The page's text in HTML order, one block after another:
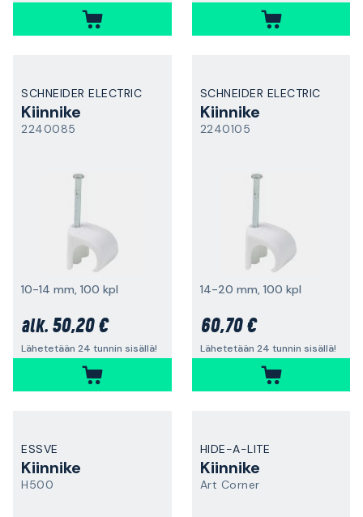
SCHNEIDER ELECTRIC
Kiinnike
2240085
10-14 mm, 100 kpl
alk. 50,20 €
Lähetetään 24 tunnin sisällä!
SCHNEIDER ELECTRIC
Kiinnike
2240105
14-20 mm, 100 kpl
60,70 €
Lähetetään 24 tunnin sisällä!
ESSVE
Kiinnike
H500
HIDE-A-LITE
Kiinnike
Art Corner